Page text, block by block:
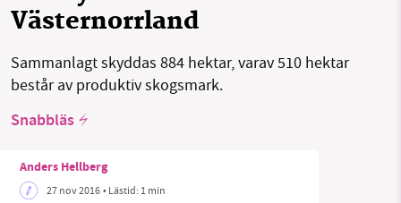
OM OSS
Threads
Västernorrland
Sammanlagt skyddas 884 hektar, varav 510 hektar
består av produktiv skogsmark.
Snabbläs
Anders Hellberg
27 nov 2016• Lästid: 1 min